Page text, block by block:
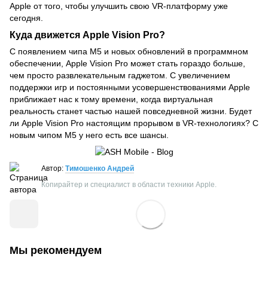
Apple от того, чтобы улучшить свою VR-платформу уже
сегодня.
Куда движется Apple Vision Pro?
С появлением чипа M5 и новых обновлений в программном
обеспечении, Apple Vision Pro может стать гораздо больше,
чем просто развлекательным гаджетом. С увеличением
поддержки игр и постоянными усовершенствованиями Apple
приближает нас к тому времени, когда виртуальная
реальность станет частью нашей повседневной жизни. Будет
ли Apple Vision Pro настоящим прорывом в VR-технологиях? С
новым чипом M5 у него есть все шансы.
Автор: Тимошенко Андрей
Копирайтер и специалист в области техники Apple.
Мы рекомендуем